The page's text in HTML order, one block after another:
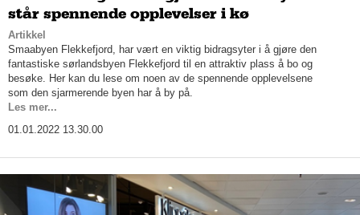
står spennende opplevelser i kø
Artikkel
Smaabyen Flekkefjord, har vært en viktig bidragsyter i å gjøre den
fantastiske sørlandsbyen Flekkefjord til en attraktiv plass å bo og
besøke. Her kan du lese om noen av de spennende opplevelsene
som den sjarmerende byen har å by på.
Les mer...
01.01.2022 13.30.00